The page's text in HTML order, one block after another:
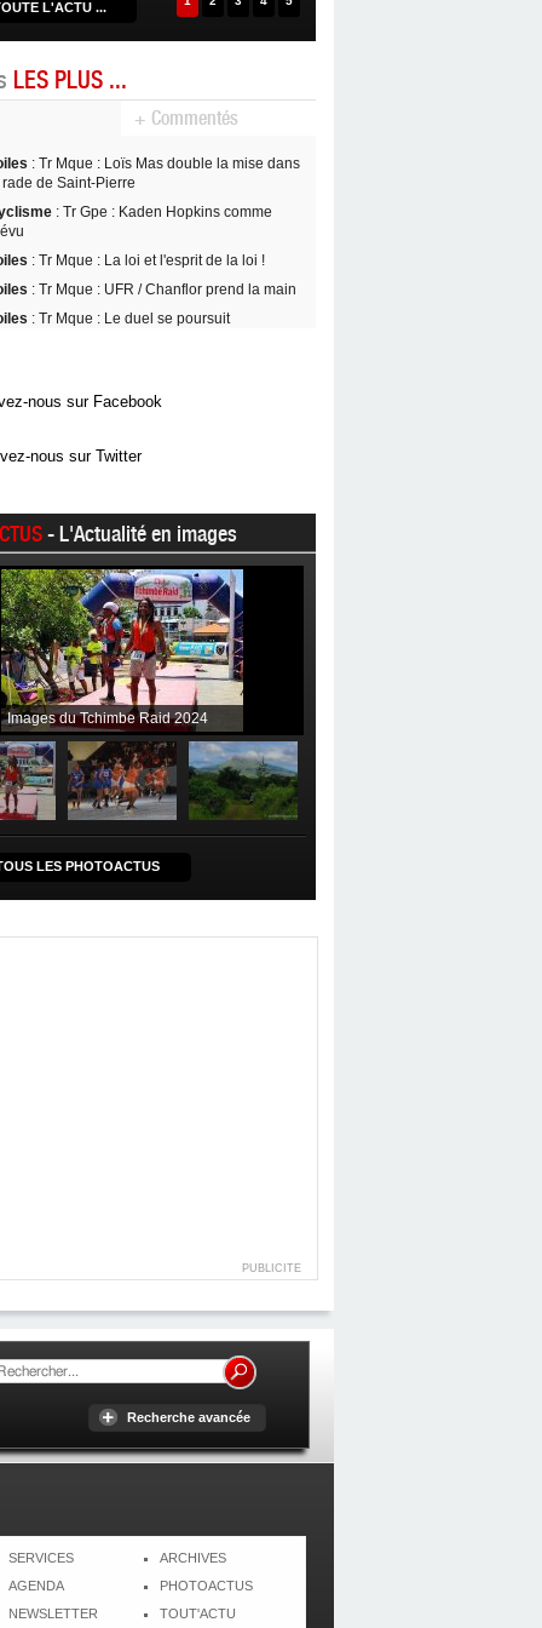
L'ACTU ...
LES PLUS ...
+ Commentés
: Tr Mque : Loïs Mas double la mise dans
rade de Saint-Pierre
: Tr Gpe : Kaden Hopkins comme
: Tr Mque : La loi et l'esprit de la loi !
: Tr Mque : UFR / Chanflor prend la main
: Tr Mque : Le duel se poursuit
nous sur Facebook
nous sur Twitter
- L'Actualité en images
Images du Tchimbe Raid 2024
LES PHOTOACTUS
PUBLICITE
Recherche avancée
SERVICES
AGENDA
NEWSLETTER
ARCHIVES
PHOTOACTUS
TOUT'ACTU